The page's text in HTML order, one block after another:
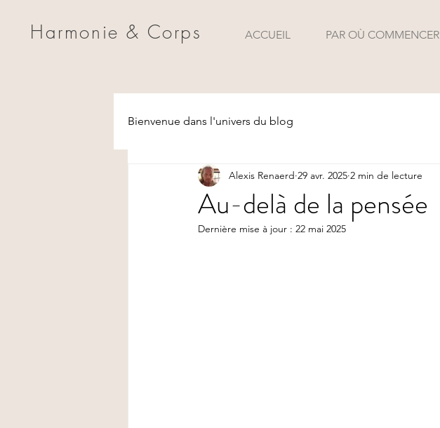
Harmonie & Corps ACCUEIL PAR OÙ COMMENCER
Bienvenue dans l'univers du blog
Au-delà de la pensée
Alexis Renaerd 29 avr. 2025 2 min de lecture
Dernière mise à jour : 22 mai 2025